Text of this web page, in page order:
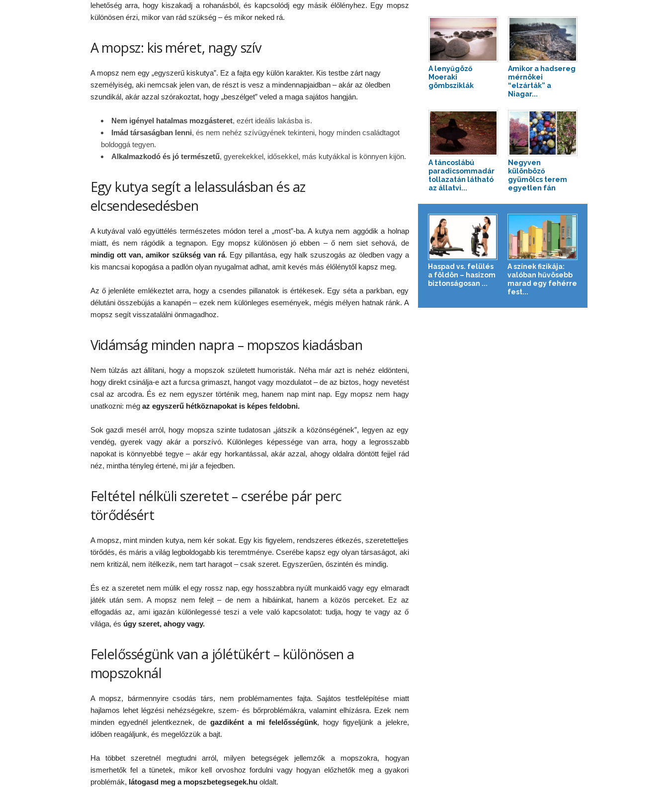
lehetőség arra, hogy kiszakadj a rohanásból, és kapcsolódj egy másik élőlényhez. Egy mopsz
különösen érzi, mikor van rád szükség – és mikor neked rá.
A mopsz: kis méret, nagy szív
A mopsz nem egy „egyszerű kiskutya”. Ez a fajta egy külön karakter. Kis testbe zárt nagy
személyiség, aki nemcsak jelen van, de részt is vesz a mindennapjaidban – akár az öledben
szundikál, akár azzal szórakoztat, hogy „beszélget” veled a maga sajátos hangján.
Nem igényel hatalmas mozgásteret, ezért ideális lakásba is.
Imád társaságban lenni, és nem nehéz szívügyének tekinteni, hogy minden családtagot
boldoggá tegyen.
Alkalmazkodó és jó természetű, gyerekekkel, idősekkel, más kutyákkal is könnyen kijön.
Egy kutya segít a lelassulásban és az
elcsendesedésben
A kutyával való együttélés természetes módon terel a „most”-ba. A kutya nem aggódik a holnap
miatt, és nem rágódik a tegnapon. Egy mopsz különösen jó ebben – ő nem siet sehová, de
mindig ott van, amikor szükség van rá. Egy pillantása, egy halk szuszogás az öledben vagy a
kis mancsai kopogása a padlón olyan nyugalmat adhat, amit kevés más élőlénytől kapsz meg.
Az ő jelenléte emlékeztet arra, hogy a csendes pillanatok is értékesek. Egy séta a parkban, egy
délutáni összebújás a kanapén – ezek nem különleges események, mégis mélyen hatnak ránk. A
mopsz segít visszatalálni önmagadhoz.
Vidámság minden napra – mopszos kiadásban
Nem túlzás azt állítani, hogy a mopszok született humoristák. Néha már azt is nehéz eldönteni,
hogy direkt csinálja-e azt a furcsa grimaszt, hangot vagy mozdulatot – de az biztos, hogy nevetést
csal az arcodra. És ez nem egyszer történik meg, hanem nap mint nap. Egy mopsz nem hagy
unatkozni: még az egyszerű hétköznapokat is képes feldobni.
Sok gazdi mesél arról, hogy mopsza szinte tudatosan „játszik a közönségének”, legyen az egy
vendég, gyerek vagy akár a porszívó. Különleges képessége van arra, hogy a legrosszabb
napokat is könnyebbé tegye – akár egy horkantással, akár azzal, ahogy oldalra döntött fejjel rád
néz, mintha tényleg értené, mi jár a fejedben.
Feltétel nélküli szeretet – cserébe pár perc
törődésért
A mopsz, mint minden kutya, nem kér sokat. Egy kis figyelem, rendszeres étkezés, szeretetteljes
törődés, és máris a világ legboldogabb kis teremtménye. Cserébe kapsz egy olyan társaságot, aki
nem kritizál, nem ítélkezik, nem tart haragot – csak szeret. Egyszerűen, őszintén és mindig.
És ez a szeretet nem múlik el egy rossz nap, egy hosszabbra nyúlt munkaidő vagy egy elmaradt
játék után sem. A mopsz nem felejt – de nem a hibáinkat, hanem a közös perceket. Ez az
elfogadás az, ami igazán különlegessé teszi a vele való kapcsolatot: tudja, hogy te vagy az ő
világa, és úgy szeret, ahogy vagy.
Felelősségünk van a jólétükért – különösen a
mopszoknál
A mopsz, bármennyire csodás társ, nem problémamentes fajta. Sajátos testfelépítése miatt
hajlamos lehet légzési nehézségekre, szem- és bőrproblémákra, valamint elhízásra. Ezek nem
minden egyednél jelentkeznek, degazdiként a mi felelősségünk, hogy figyeljünk a jelekre,
időben reagáljunk, és megelőzzük a bajt.
Ha többet szeretnél megtudni arról, milyen betegségek jellemzők a mopszokra, hogyan
ismerhetők fel a tünetek, mikor kell orvoshoz fordulni vagy hogyan előzhetők meg a gyakori
problémák, látogasd meg a mopszbetegsegek.huoldalt.
A lenyűgöző
Moeraki
gömbsziklák
Amikor a hadsereg
mérnökei
“elzárták” a
Niagar...
A táncoslábú
paradicsommadár
tollazatán látható
az állatvi...
Negyven
különböző
gyümölcs terem
egyetlen fán
Haspad vs. felülés
a földön – hasizom
biztonságosan ...
A színek fizikája:
valóban hűvösebb
marad egy fehérre
fest...